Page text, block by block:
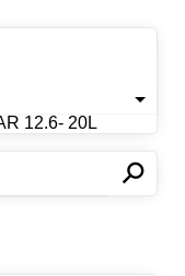
12.6- 20L
✕⚲